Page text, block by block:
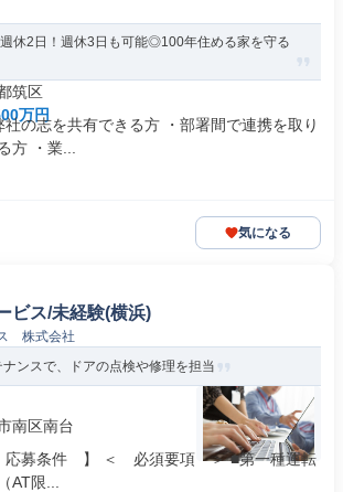
休2日！週休3日も可能◎100年住める家を守る
筑区
万円
の志を共有できる方 ・部署間で連携を取り
方 ・業...
気になる
ビス/未経験(横浜)
株式会社
ンスで、ドアの点検や修理を担当
南区南台
応募条件 】 ＜ 必須要項 ＞ ■第一種運転
AT限...